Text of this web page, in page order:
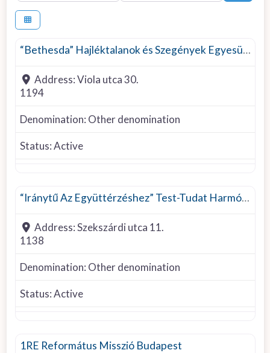
Roman Catholic
Unitarian
Other denomination
“Bethesda” Hajléktalanok és Szegények Egyesülete
Address:Viola utca 30.
1194
Denomination: Other denomination
Status:Active
“Iránytű Az Együttérzéshez” Test-Tudat Harmónia Egyesület/CompaSS Hungary
Address:Szekszárdi utca 11.
1138
Denomination: Other denomination
Status:Active
1RE Református Misszió Budapest